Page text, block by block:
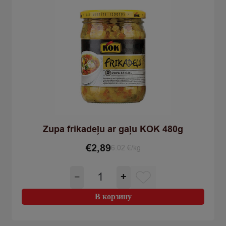
Zupa frikadeļu ar gaļu KOK 480g
€2,896.02 €/kg
−
Количество
товара
Zupa
frikadeļu
+
В корзину